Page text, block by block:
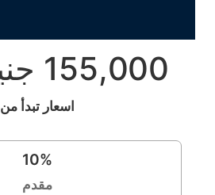
155,000 جنيه للمتر
اسعار تبدأ من
10%
مقدم